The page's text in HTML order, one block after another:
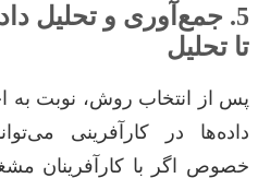
5. جمع‌آوری و تحلیل
تا تحلیل
پس از انتخاب روش، نوبت
داده‌ها در کارآفرینی
خصوص اگر با کارآفرینان